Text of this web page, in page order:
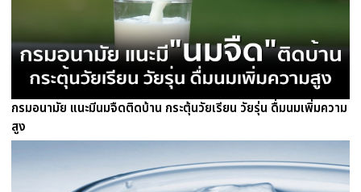
กรมอนามัย แนะมีนมจืดติดบ้าน กระตุ้นวัยเรียน วัยรุ่น ดื่มนมเพิ่มความ
สูง